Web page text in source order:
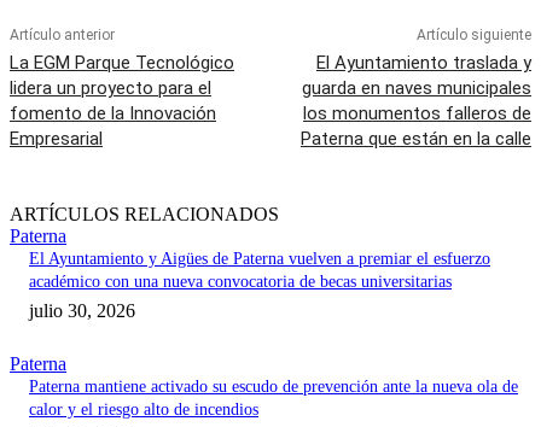
Artículo anterior
La EGM Parque Tecnológico
lidera un proyecto para el
fomento de la Innovación
Empresarial
Artículo siguiente
El Ayuntamiento traslada y
guarda en naves municipales
los monumentos falleros de
Paterna que están en la calle
ARTÍCULOS RELACIONADOS
Paterna
El Ayuntamiento y Aigües de Paterna vuelven a premiar el esfuerzo
académico con una nueva convocatoria de becas universitarias
julio 30, 2026
Paterna
Paterna mantiene activado su escudo de prevención ante la nueva ola de
calor y el riesgo alto de incendios